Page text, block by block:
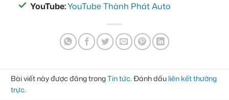
YouTube:YouTube Thành Phát Auto
Bài viết này được đăng trongTin tức. Đánh dấu liên kết thường
trực.